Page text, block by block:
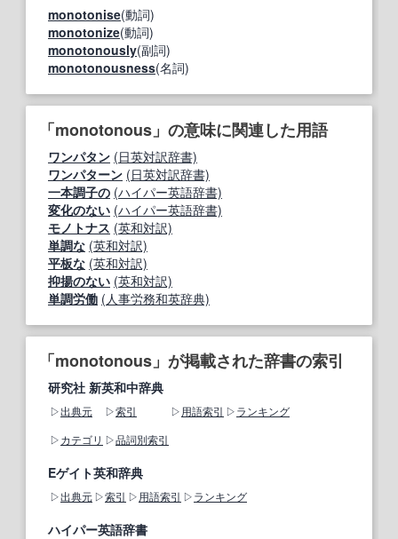
monotonise(動詞)
monotonize(動詞)
monotonously(副詞)
monotonousness(名詞)
「monotonous」の意味に関連した用語
ワンパタン (日英対訳辞書)
ワンパターン (日英対訳辞書)
一本調子の (ハイパー英語辞書)
変化のない (ハイパー英語辞書)
モノトナス (英和対訳)
単調な (英和対訳)
平板な (英和対訳)
抑揚のない (英和対訳)
単調労働 (人事労務和英辞典)
「monotonous」が掲載された辞書の索引
研究社 新英和中辞典
出典元 索引 用語索引
ランキング
カテゴリ
品詞別索引
Eゲイト英和辞典
出典元 索引 用語索引 ランキング
ハイパー英語辞書